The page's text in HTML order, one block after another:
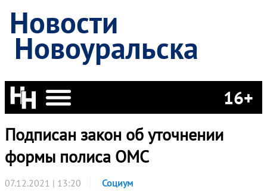
Новости
Новоуральска
16+
Подписан закон об уточнении
формы полиса ОМС
07.12.2021 | 13:20 Социум